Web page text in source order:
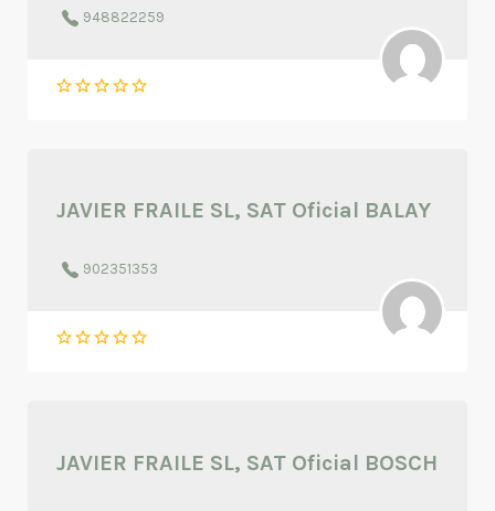
948822259
JAVIER FRAILE SL, SAT Oficial BALAY
902351353
JAVIER FRAILE SL, SAT Oficial BOSCH